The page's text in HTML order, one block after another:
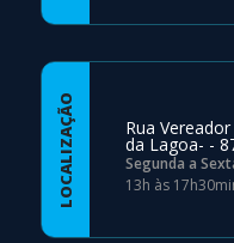
LOCALIZAÇÃO Rua
da Lagoa- -
Segunda a
13h às